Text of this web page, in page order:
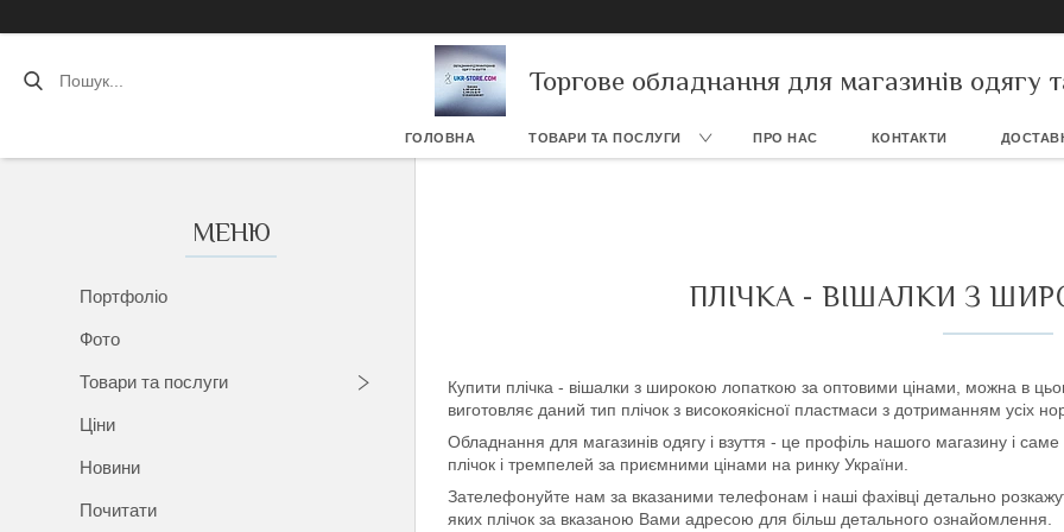
Торгове обладнання для магазинів одягу
ГОЛОВНА ТОВАРИ ТА ПОСЛУГИ ПРО НАС КОНТАКТИ
Портфоліо
Фото
Товари та послуги
Ціни
Новини
Почитати
ПЛІЧКА - ВІШАЛКИ З
Купити плічка - вішалки з широкою лопаткою за оптовими цінами, можна в
виготовляє даний тип плічок з високоякісної пластмаси з дотриманням усіх
Обладнання для магазинів одягу і взуття - це профіль нашого магазину і
плічок і тремпелей за приємними цінами на ринку України.
Зателефонуйте нам за вказаними телефонам і наші фахівці детально
яких плічок за вказаною Вами адресою для більш детального ознайомлення.